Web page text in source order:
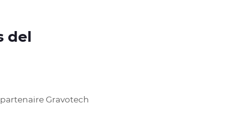
del
partenaire Gravotech